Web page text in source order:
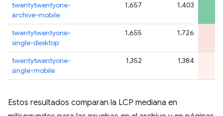
twentytwentyone-
archive-mobile
1,657 1,403
twentytwentyone-
single-desktop
1,655 1,726
twentytwentyone-
single-mobile
1,352 1,384
Estos resultados comparan la LCP mediana en